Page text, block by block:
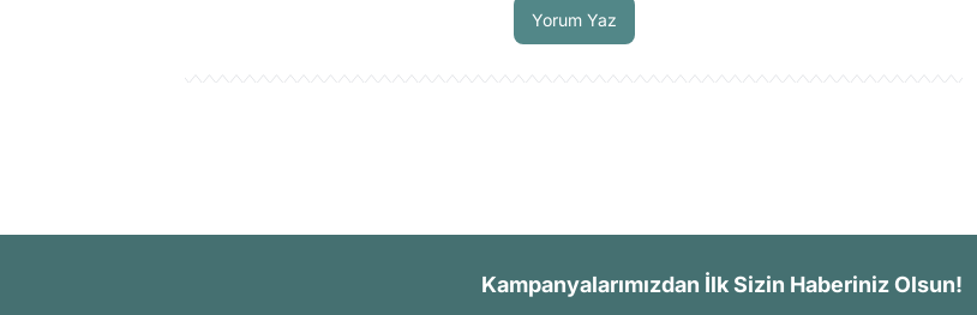
Yorum Yaz
Kampanyalarımızdan İlk Sizin Haberiniz Olsun!